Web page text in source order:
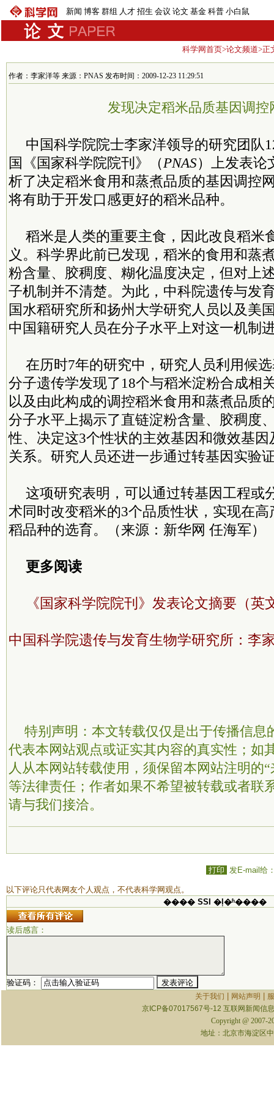
新闻 博客 群组 人才 招生 会议 论文 基金 科普 小白鼠
科学网首页>论文频道>正
作者：李家洋等 来源：PNAS 发布时间：2009-12-23 11:29:51
发现决定稻米品质基因调控
中国科学院院士李家洋领导的研究团队
国《国家科学院院刊》（PNAS）上发表论
析了决定稻米食用和蒸煮品质的基因调控
将有助于开发口感更好的稻米品种。
稻米是人类的重要主食，因此改良稻米
义。科学界此前已发现，稻米的食用和蒸
粉含量、胶稠度、糊化温度决定，但对上
子机制并不清楚。为此，中科院遗传与发
国水稻研究所和扬州大学研究人员以及美
中国籍研究人员在分子水平上对这一机制
在历时7年的研究中，研究人员利用候
分子遗传学发现了18个与稻米淀粉合成相
以及由此构成的调控稻米食用和蒸煮品质
分子水平上揭示了直链淀粉含量、胶稠度
性、决定这3个性状的主效基因和微效基
关系。研究人员还进一步通过转基因实验
这项研究表明，可以通过转基因工程或
术同时改变稻米的3个品质性状，实现在
稻品种的选育。（来源：新华网 任海军）
更多阅读
《国家科学院院刊》发表论文摘要（英
中国科学院遗传与发育生物学研究所：李
特别声明：本文转载仅仅是出于传播信息
代表本网站观点或证实其内容的真实性；如
人从本网站转载使用，须保留本网站注明的
等法律责任；作者如果不希望被转载或者联
请与我们接洽。
打印 发E-mail给
以下评论只代表网友个人观点，不代表科学网观点。
���� SSI �ļ�ʱ����
读后感言：
验证码：
关于我们 | 网站声明 |
京ICP备07017567号-12 互联网新闻信
Copyright @ 2007-
地址：北京市海淀区